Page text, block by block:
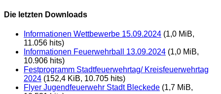
Die letzten Downloads
Informationen Wettbewerbe 15.09.2024 (1,0 MiB,
11.056 hits)
Informationen Feuerwehrball 13.09.2024 (1,0 MiB,
10.906 hits)
Festprogramm Stadtfeuerwehrtag/ Kreisfeuerwehrtag
2024 (152,4 KiB, 10.705 hits)
Flyer Jugendfeuerwehr Stadt Bleckede (1,7 MiB,